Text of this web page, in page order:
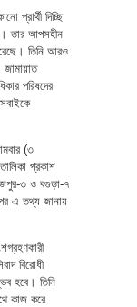
প্রার্থী দিচ্ছি
তার আপসহীন
তিনি আরও
পরিষদের
(৩
প্রকাশ
৩ ও বগুড়া-৭
এ তথ্য জানায়
বিরোধী
হবে। তিনি
কাজ করে